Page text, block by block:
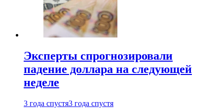
Эксперты спрогнозировали
падение доллара на следующей
неделе
3 года спустя3 года спустя